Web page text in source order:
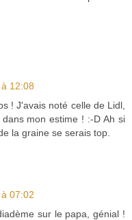
12:08
! J'avais noté celle de Lidl,
mon estime ! :-D Ah si
la graine se serais top.
07:02
sur le papa, génial !